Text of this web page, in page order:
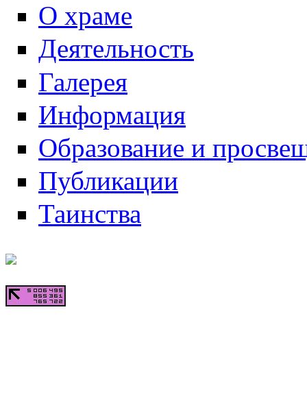
О храме
Деятельность
Галерея
Информация
Образование и
Публикации
Таинства